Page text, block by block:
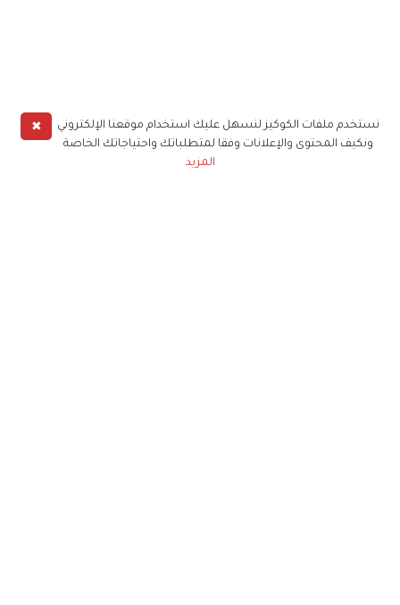
✖
نستخدم ملفات الكوكيز لنسهل عليك استخدام موقعنا الإلكتروني
ونكيف المحتوى والإعلانات وفقا لمتطلباتك واحتياجاتك الخاصة
المزيد